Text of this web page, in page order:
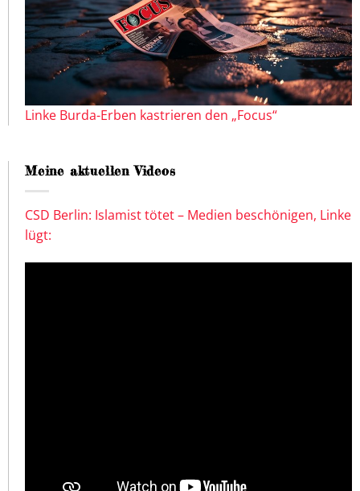
Linke Burda-Erben kastrieren den „Focus“
Meine aktuellen Videos
CSD Berlin: Islamist tötet – Medien beschönigen, Linke
lügt: